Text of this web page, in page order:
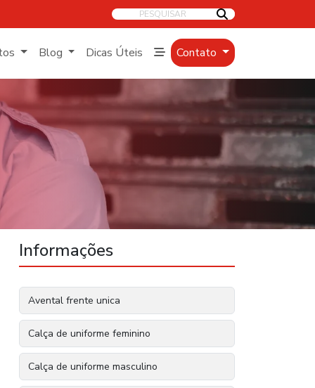
PESQUISAR
Blog Dicas Úteis Contato
Informações
Avental frente unica
Calça de uniforme feminino
Calça de uniforme masculino